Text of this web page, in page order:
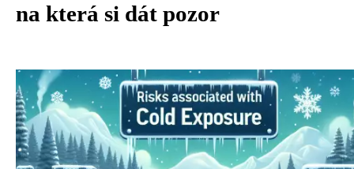
na která si dát pozor